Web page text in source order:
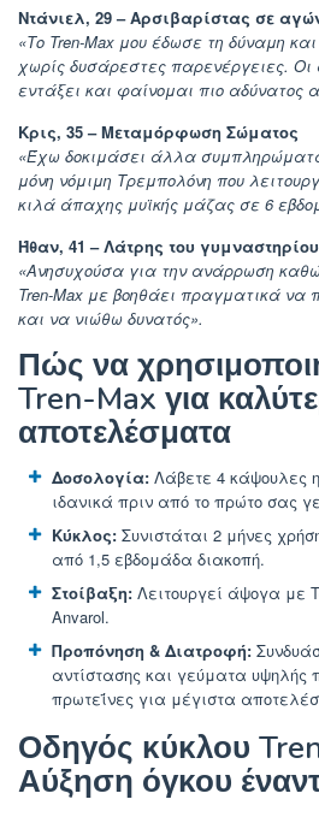
Ντάνιελ, 29 – Αρσιβαρίστας σε
«Το Tren-Max μου έδωσε τη δύναμη
χωρίς δυσάρεστες παρενέργειες. Οι
εντάξει και φαίνομαι πιο αδύνατος
Κρις, 35 – Μεταμόρφωση Σώματος
«Έχω δοκιμάσει άλλα
μόνη νόμιμη Τρεμπολόνη που
κιλά άπαχης μυϊκής μάζας σε 6
Ήθαν, 41 – Λάτρης του γυμναστηρίου
«Ανησυχούσα για την ανάρρωση
Tren-Max με βοηθάει πραγματικά να
και να νιώθω δυνατός».
Πώς να
Tren-Max για
αποτελέσματα
Δοσολογία: Λάβετε 4 κάψουλες
ιδανικά πριν από το πρώτο σας
Κύκλος: Συνιστάται 2 μήνες
από 1,5 εβδομάδα διακοπή.
Στοίβαξη: Λειτουργεί άψογα με
Anvarol.
Προπόνηση & Διατροφή:
αντίστασης και γεύματα υψηλής
πρωτεΐνες για μέγιστα
Οδηγός κύκλου
Αύξηση όγκου